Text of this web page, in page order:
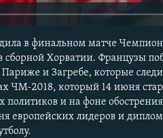
в финальном матче
сборной Хорватии. Французы
и Загребе, которые
ЧМ-2018, который 14 июня
политиков и на фоне
европейских лидеров и